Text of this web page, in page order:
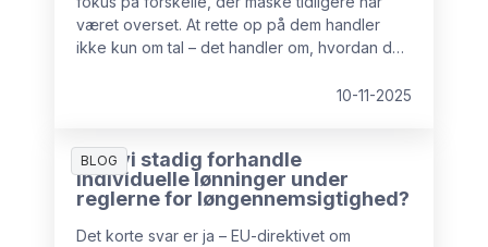
været overset. At rette op på dem handler
ikke kun om tal – det handler om, hvordan du
10-11-2025
BLOG
Kan vi stadig forhandle
individuelle lønninger under
reglerne for løngennemsigtighed?
Det korte svar er ja – EU-direktivet om